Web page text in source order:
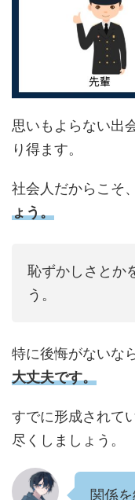
思いもよらない出
り得ます。
社会人だからこそ、
ょう。
恥ずかしさとか
う。
特に後悔がないな
大丈夫です。
すでに形成されて
尽くしましょう。
関係